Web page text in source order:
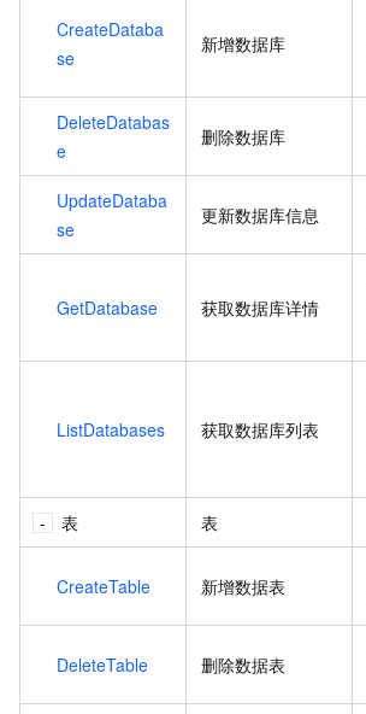
CreateDataba
se
新增数据库
DeleteDatabas
e
删除数据库
UpdateDataba
se
更新数据库信息
GetDatabase 获取数据库详情
ListDatabases 获取数据库列表
表 表
CreateTable 新增数据表
DeleteTable 删除数据表